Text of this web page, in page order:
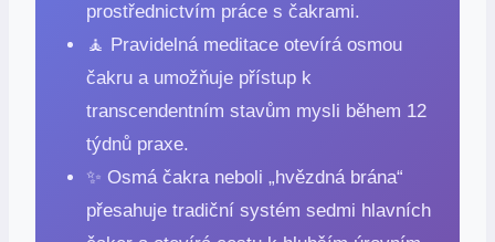
prostřednictvím práce s čakrami.
🧘 Pravidelná meditace otevírá osmou
čakru a umožňuje přístup k
transcendentním stavům mysli během 12
týdnů praxe.
✨ Osmá čakra neboli „hvězdná brána“
přesahuje tradiční systém sedmi hlavních